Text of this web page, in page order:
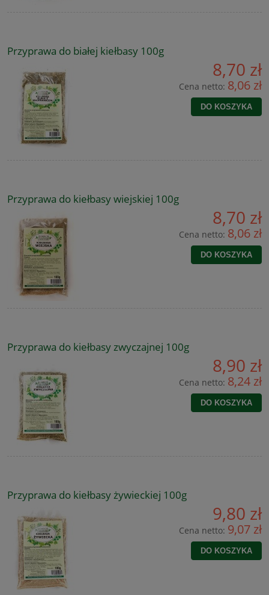
Przyprawa do białej kiełbasy 100g
8,70 zł
Cena netto: 8,06 zł
DO KOSZYKA
Przyprawa do kiełbasy wiejskiej 100g
8,70 zł
Cena netto: 8,06 zł
DO KOSZYKA
Przyprawa do kiełbasy zwyczajnej 100g
8,90 zł
Cena netto: 8,24 zł
DO KOSZYKA
Przyprawa do kiełbasy żywieckiej 100g
9,80 zł
Cena netto: 9,07 zł
DO KOSZYKA